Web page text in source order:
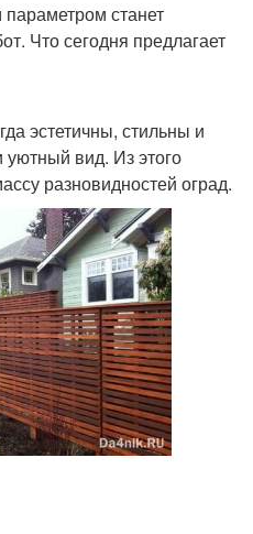
станет
Что сегодня предлагает
эстетичны, стильны и
вид. Из этого
разновидностей оград.